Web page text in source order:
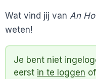
Wat vind jij van An
weten!
Je bent niet
eerst in te loggen